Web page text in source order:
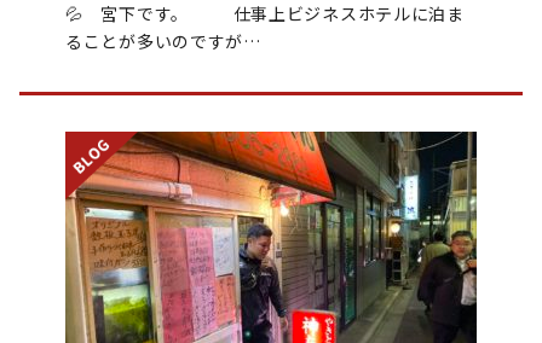
💦 宮下です。 仕事上ビジネスホテルに泊ま
ることが多いのですが…